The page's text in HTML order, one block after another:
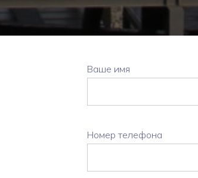
Ваше имя
Номер телефона